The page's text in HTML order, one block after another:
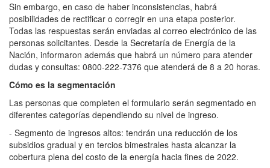
Sin embargo, en caso de haber inconsistencias, habrá
posibilidades de rectificar o corregir en una etapa posterior.
Todas las respuestas serán enviadas al correo electrónico de las
personas solicitantes. Desde la Secretaría de Energía de la
Nación, informaron además que habrá un número para atender
dudas y consultas: 0800-222-7376 que atenderá de 8 a 20 horas.
Cómo es la segmentación
Las personas que completen el formulario serán segmentado en
diferentes categorías dependiendo su nivel de ingreso.
- Segmento de ingresos altos: tendrán una reducción de los
subsidios gradual y en tercios bimestrales hasta alcanzar la
cobertura plena del costo de la energía hacia fines de 2022.